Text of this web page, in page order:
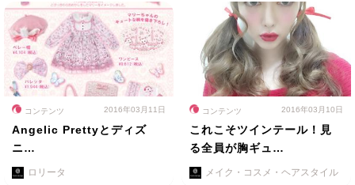
コンテンツ 2016年03月11日
Angelic Prettyとディズ
ニ…
ロリータ
コンテンツ 2016年03月10日
これこそツインテール！見
る全員が胸ギュ…
メイク・コスメ・ヘアスタイル